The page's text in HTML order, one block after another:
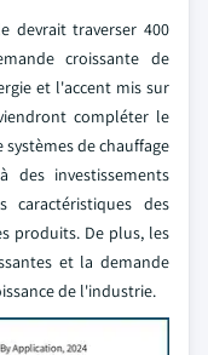
devrait traverser 400
croissante de
et l'accent mis sur
compléter le
de chauffage
des investissements
des
produits. De plus, les
et la demande
de l'industrie.